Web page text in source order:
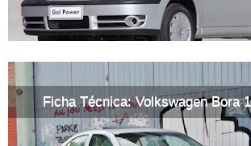
Ficha Técnica: Volkswagen Bora